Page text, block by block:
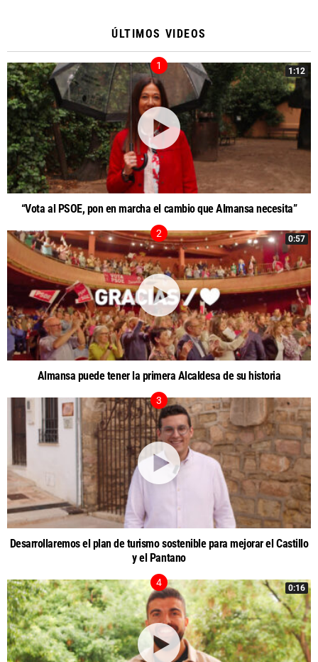
ÚLTIMOS VIDEOS
1:12
“Vota al PSOE, pon en marcha el cambio que Almansa necesita”
0:57
Almansa puede tener la primera Alcaldesa de su historia
Desarrollaremos el plan de turismo sostenible para mejorar el Castillo
y el Pantano
0:16